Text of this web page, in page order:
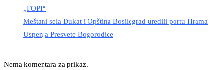
„FOPI“
Meštani sela Dukat i Opština Bosilegrad uredili portu Hrama
Uspenja Presvete Bogorodice
Nema komentara za prikaz.